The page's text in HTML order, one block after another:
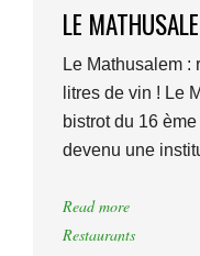
LE
Le Mathusalem :
litres de vin ! Le
bistrot du 16
devenu une
Read more
Restaurants